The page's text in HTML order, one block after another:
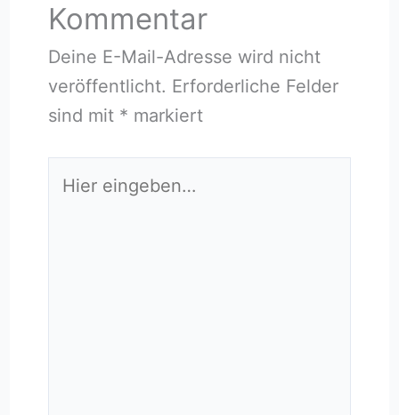
Kommentar
Deine E-Mail-Adresse wird nicht
veröffentlicht. Erforderliche Felder
sind mit * markiert
eingeben…